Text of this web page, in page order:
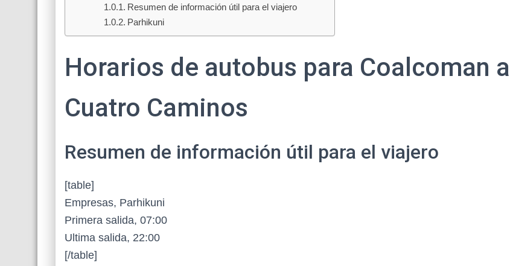
Resumen de información útil para el viajero
Parhikuni
Horarios de autobus para Coalcoman a
Cuatro Caminos
Resumen de información útil para el viajero
[table]
Empresas, Parhikuni
Primera salida, 07:00
Ultima salida, 22:00
[/table]